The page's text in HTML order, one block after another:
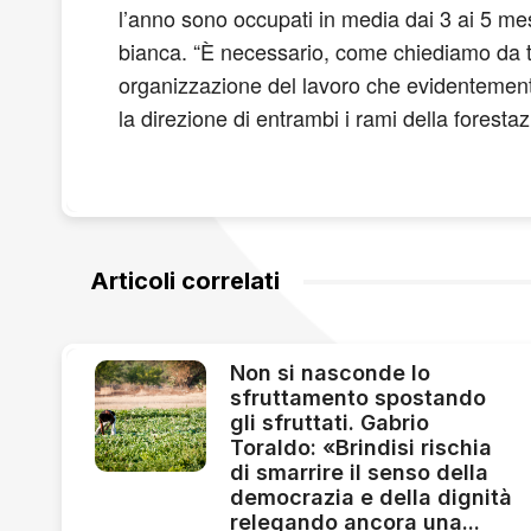
l’anno sono occupati in media dai 3 ai 5
bianca. “È necessario, come chiediamo
organizzazione del lavoro che
la direzione di entrambi i rami della
Articoli correlati
Non si nasconde lo
sfruttamento spostando
gli sfruttati. Gabrio
Toraldo: «Brindisi rischia
di smarrire il senso della
democrazia e della dignità
relegando ancora una...